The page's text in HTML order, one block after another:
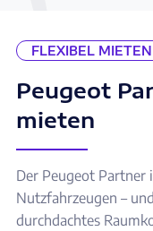
FLEXIBEL MIETEN
Peugeot
mieten
Der Peugeot Partner
Nutzfahrzeugen –
durchdachtes